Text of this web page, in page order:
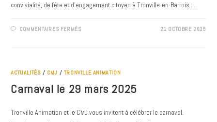
convivialité, de fête et d'engagement citoyen à Tronville-en-Barrois :…
COMMENTAIRES FERMÉSSUR 21 OCTOBRE 2025
ACTUALITÉS / CMJ / TRONVILLE ANIMATION
Carnaval le 29 mars 2025
Tronville Animation et le CMJ vous invitent à célébrer le carnaval.